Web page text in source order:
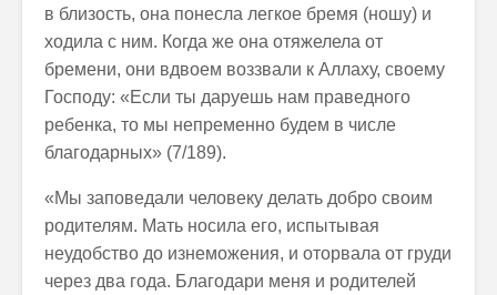
в близость, она понесла легкое бремя (ношу) и
ходила с ним. Когда же она отяжелела от
бремени, они вдвоем воззвали к Аллаху, своему
Господу: «Если ты даруешь нам праведного
ребенка, то мы непременно будем в числе
благодарных» (7/189).
«Мы заповедали человеку делать добро своим
родителям. Мать носила его, испытывая
неудобство до изнеможения, и оторвала от груди
через два года. Благодари меня и родителей